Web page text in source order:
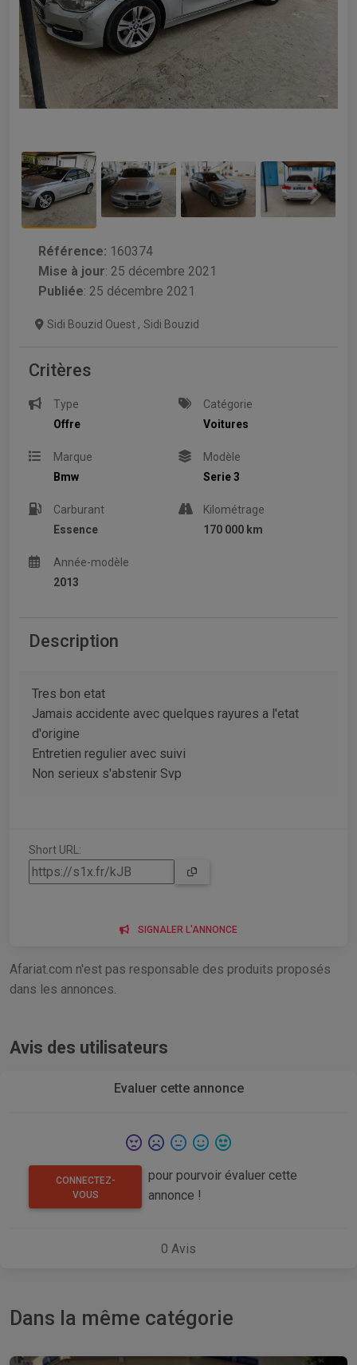
Référence: 160374
Mise à jour: 25 décembre 2021
Publiée: 25 décembre 2021
Sidi Bouzid Ouest , Sidi Bouzid
Critères
Type
Offre
Catégorie
Voitures
Marque
Bmw
Modèle
Serie 3
Carburant
Essence
Kilométrage
170 000 km
Année-modèle
2013
Description
Tres bon etat
Jamais accidente avec quelques rayures a l'etat
d'origine
Entretien regulier avec suivi
Non serieux s'abstenir Svp
Short URL:
SIGNALER L'ANNONCE
Afariat.com n'est pas responsable des produits proposés
dans les annonces.
Avis des utilisateurs
Evaluer cette annonce
CONNECTEZ-
VOUS
pour pourvoir évaluer cette
annonce !
0 Avis
Dans la même catégorie